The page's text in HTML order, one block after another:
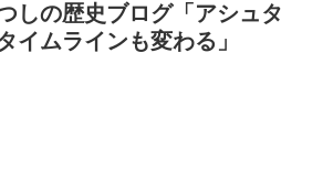
の歴史ブログ「アシュタ
イムラインも変わる」